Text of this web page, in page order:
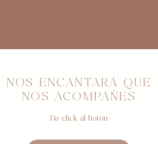
NOS ENCANTARÁ QUE
NOS ACOMPAÑES
Da click al botón